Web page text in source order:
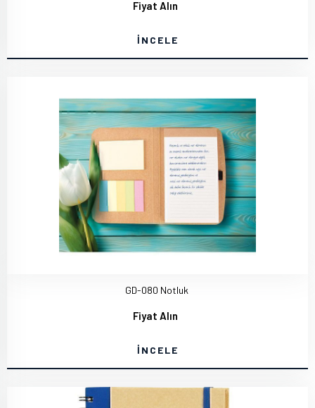
Fiyat Alın
İNCELE
GD-080 Notluk
Fiyat Alın
İNCELE